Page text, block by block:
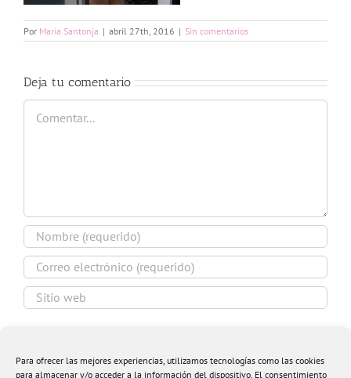
Para ofrecer las mejores experiencias, utilizamos tecnologías como las cookies
para almacenar y/o acceder a la información del dispositivo. El consentimiento
Por Maria Santonja | abril 27th, 2016 | Sin comentarios
Deja tu comentario
Comentar
navegador para la próxima vez que comente.